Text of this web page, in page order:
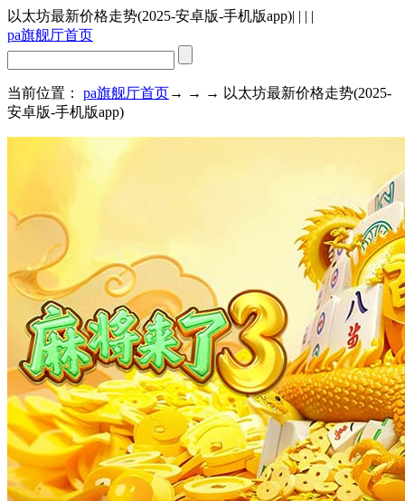
以太坊最新价格走势(2025-安卓版-手机版app)| | | |
pa旗舰厅首页
当前位置： pa旗舰厅首页→ → → 以太坊最新价格走势(2025-
安卓版-手机版app)